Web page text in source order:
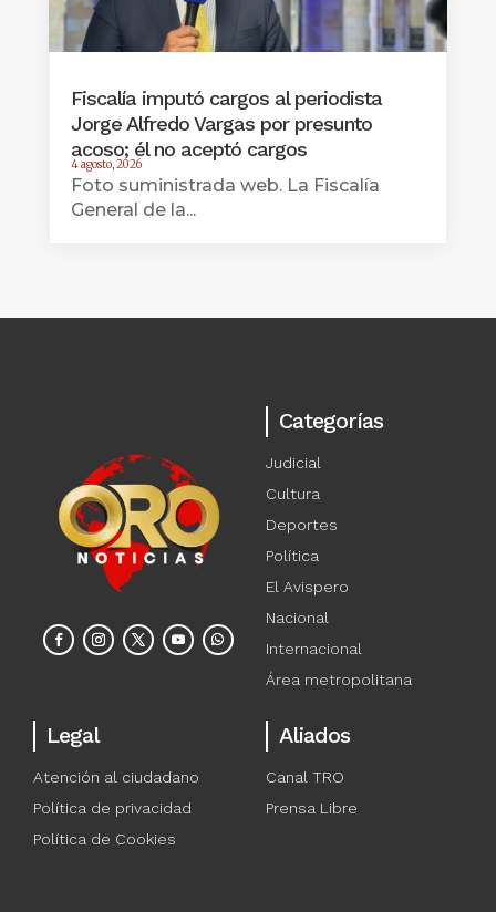
Fiscalía imputó cargos al periodista
Jorge Alfredo Vargas por presunto
acoso; él no aceptó cargos
4 agosto, 2026
Foto suministrada web. La Fiscalía
General de la...
Categorías
Judicial
Cultura
Deportes
Política
El Avispero
Nacional
Internacional
Área metropolitana
Legal
Atención al ciudadano
Política de privacidad
Política de Cookies
Aliados
Canal TRO
Prensa Libre